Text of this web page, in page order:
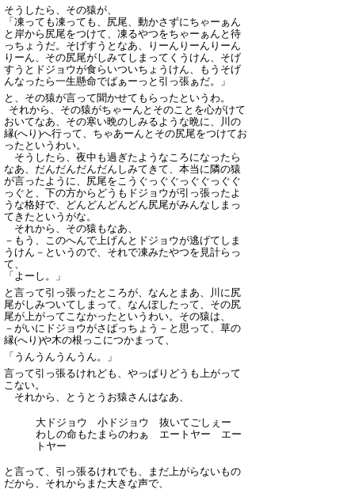
そうしたら、その猿が、
「凍っても凍っても、尻尾、動かさずにちゃーぁん
と岸から尻尾をつけて、凍るやつをちゃーぁんと待
っちょうだ。そげすうとなあ、りーんりーんりーん
りーん、その尻尾がしみてしまってくうけん、そげ
すうとドジョウが食らいついちょうけん、もうそげ
んなったら一生懸命でばぁーっと引っ張ぁだ。」
と、その猿が言って聞かせてもらったというわ。
それから、その猿がちゃーんとそのことを心がけて
おいてなあ、その寒い晩のしみるような晩に、川の
縁(へり)へ行って、ちゃあーんとその尻尾をつけてお
ったというわい。
そうしたら、夜中も過ぎたようなころになったら
なあ、だんだんだんだんしみてきて、本当に隣の猿
が言ったように、尻尾をこうぐっぐぐっぐぐっぐぐ
っぐと、下の方からどうもドジョウが引っ張ったよ
うな格好で、どんどんどんどん尻尾がみんなしまっ
てきたというがな。
それから、その猿もなあ、
－もう、このへんで上げんとドジョウが逃げてしま
うけん－というので、それで凍みたやつを見計らっ
て、
「よーし。」
と言って引っ張ったところが、なんとまあ、川に尻
尾がしみついてしまって、なんぼしたって、その尻
尾が上がってこなかったというわい。その猿は、
－がいにドジョウがさばっちょう－と思って、草の
縁(へり)や木の根っこにつかまって、
「うんうんうんうん。」
言って引っ張るけれども、やっぱりどうも上がって
こない。
それから、とうとうお猿さんはなあ、
大ドジョウ 小ドジョウ 抜いてごしぇー
わしの命もたまらのわぁ エートヤー エー
トヤー
と言って、引っ張るけれでも、まだ上がらないもの
だから、それからまた大きな声で、